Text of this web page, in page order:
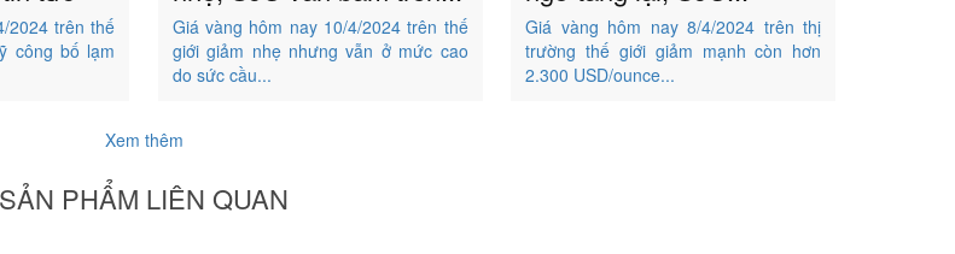
2024 trên thế
công bố lạm
Giá vàng hôm nay 10/4/2024 trên thế
giới giảm nhẹ nhưng vẫn ở mức cao
do sức cầu...
Giá vàng hôm nay 8/4/2024 trên thị
trường thế giới giảm mạnh còn hơn
2.300 USD/ounce...
Xem thêm
SẢN PHẨM LIÊN QUAN